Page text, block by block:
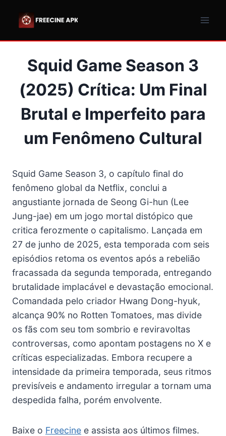
Squid Game Season 3
(2025) Crítica: Um Final
Brutal e Imperfeito para
um Fenômeno Cultural
Squid Game Season 3, o capítulo final do
fenômeno global da Netflix, conclui a
angustiante jornada de Seong Gi-hun (Lee
Jung-jae) em um jogo mortal distópico que
critica ferozmente o capitalismo. Lançada em
27 de junho de 2025, esta temporada com seis
episódios retoma os eventos após a rebelião
fracassada da segunda temporada, entregando
brutalidade implacável e devastação emocional.
Comandada pelo criador Hwang Dong-hyuk,
alcança 90% no Rotten Tomatoes, mas divide
os fãs com seu tom sombrio e reviravoltas
controversas, como apontam postagens no X e
críticas especializadas. Embora recupere a
intensidade da primeira temporada, seus ritmos
previsíveis e andamento irregular a tornam uma
despedida falha, porém envolvente.
Baixe o Freecine e assista aos últimos filmes.